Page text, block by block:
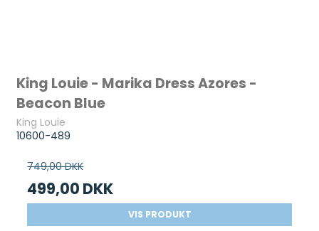
King Louie - Marika Dress Azores -
Beacon Blue
King Louie
10600-489
749,00 DKK
499,00 DKK
VIS PRODUKT